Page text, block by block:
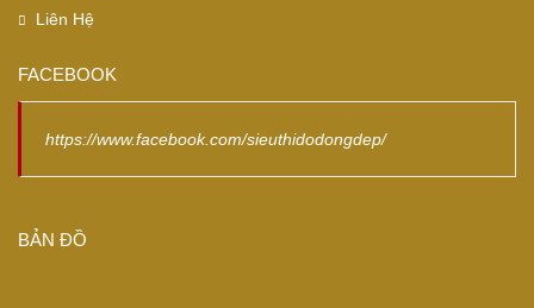
Liên Hệ
FACEBOOK
https://www.facebook.com/sieuthidodongdep/
BẢN ĐỒ